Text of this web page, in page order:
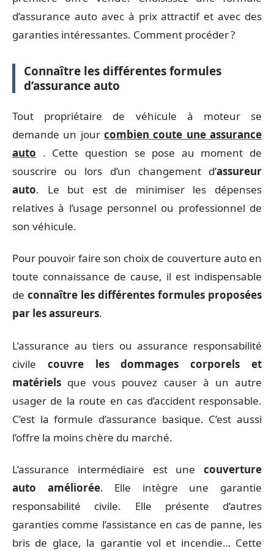
d’assurance auto avec à prix attractif et avec des
garanties intéressantes. Comment procéder ?
Connaître les différentes formules
d’assurance auto
Tout propriétaire de véhicule à moteur se
demande un jour combien coute une assurance
auto . Cette question se pose au moment de
souscrire ou lors d’un changement d’assureur
auto. Le but est de minimiser les dépenses
relatives à l’usage personnel ou professionnel de
son véhicule.
Pour pouvoir faire son choix de couverture auto en
toute connaissance de cause, il est indispensable
de connaître les différentes formules proposées
par les assureurs.
L’assurance au tiers ou assurance responsabilité
civile couvre les dommages corporels et
matériels que vous pouvez causer à un autre
usager de la route en cas d’accident responsable.
C’est la formule d’assurance basique. C’est aussi
l’offre la moins chère du marché.
L’assurance intermédiaire est une couverture
auto améliorée. Elle intègre une garantie
responsabilité civile. Elle présente d’autres
garanties comme l’assistance en cas de panne, les
bris de glace, la garantie vol et incendie… Cette